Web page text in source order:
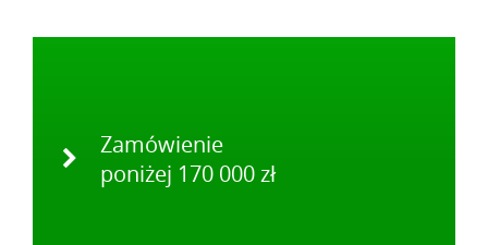
Zamówienie
poniżej 170 000 zł